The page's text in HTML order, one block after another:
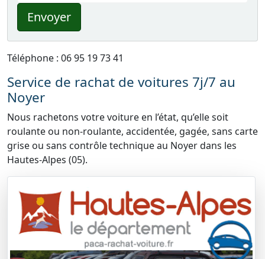
Envoyer
Téléphone : 06 95 19 73 41
Service de rachat de voitures 7j/7 au
Noyer
Nous rachetons votre voiture en l’état, qu’elle soit
roulante ou non-roulante, accidentée, gagée, sans carte
grise ou sans contrôle technique au Noyer dans les
Hautes-Alpes (05).